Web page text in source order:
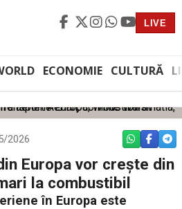
LIVE
ECONOMIE CULTURĂ
2026 WHATSAPP
Europa vor crește din
la combustibil
în Europa este